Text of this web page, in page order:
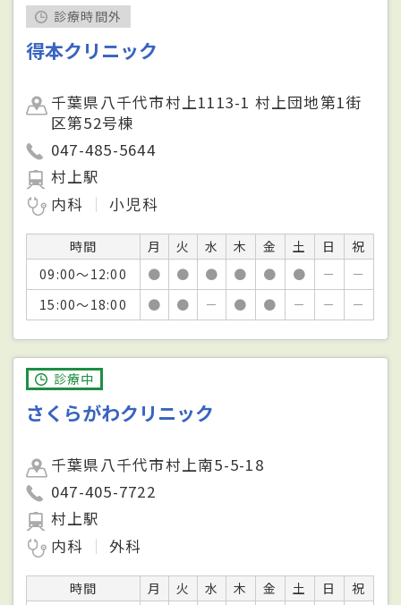
診療時間外
得本クリニック
千葉県八千代市村上1113-1 村上団地第1街
区第52号棟
047-485-5644
村上駅
内科
小児科
時間 月 火 水 木 金 土 日
祝
09:00～12:00
● ● ● ● ● ● －
－
15:00～18:00
● ● － ● ● － － －
診療中
さくらがわクリニック
千葉県八千代市村上南5-5-18
047-405-7722
村上駅
内科
外科
時間 月 火 水 木 金 土 日 祝